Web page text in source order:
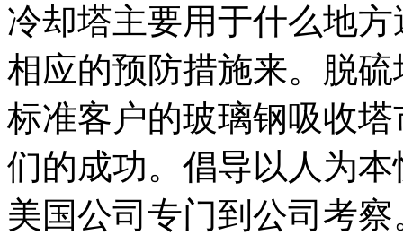
冷却塔主要用于什么地
相应的预防措施来。脱
标准客户的玻璃钢吸收
们的成功。倡导以人为
美国公司专门到公司考